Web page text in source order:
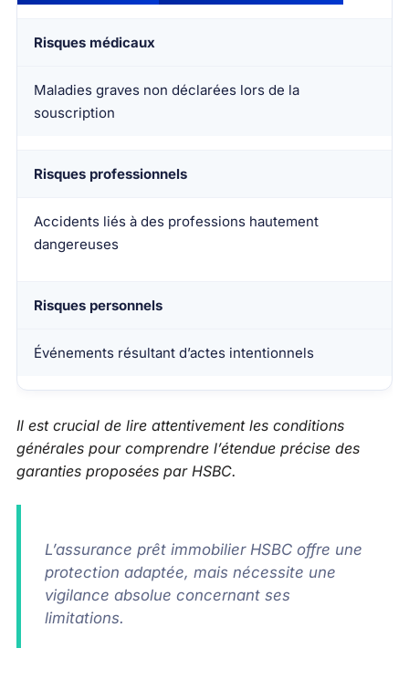
Risques médicaux
Maladies graves non déclarées lors de la
souscription
Risques professionnels
Accidents liés à des professions hautement
dangereuses
Risques personnels
Événements résultant d’actes intentionnels
Il est crucial de lire attentivement les conditions
générales pour comprendre l’étendue précise des
garanties proposées par HSBC.
L’assurance prêt immobilier HSBC offre une
protection adaptée, mais nécessite une
vigilance absolue concernant ses
limitations.